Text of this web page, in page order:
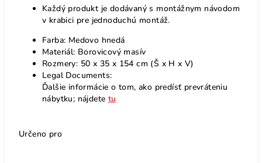
Každý produkt je dodávaný s montážnym návodom
v krabici pre jednoduchú montáž.
Farba: Medovo hnedá
Materiál: Borovicový masív
Rozmery: 50 x 35 x 154 cm (Š x H x V)
Legal Documents:
Ďalšie informácie o tom, ako predísť prevráteniu
nábytku; nájdete tu
Určeno pro